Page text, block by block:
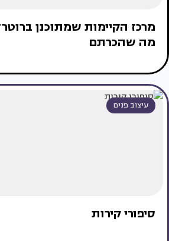
מרכז הקיימות שמתוכנן
מה שהכרתם
עיצוב פנים
סיפורי קירות